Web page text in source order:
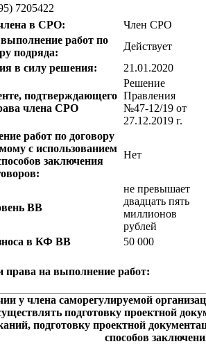
7205422
в СРО:
Член СРО
работ по
подряда:
Действует
в силу решения:
21.01.2020
подтверждающего
члена СРО
Решение
Правления
№47-12/19 от
27.12.2019 г.
работ по договору
с использованием
заключения
Нет
ВВ
не превышает
двадцать пять
миллионов
рублей
в КФ ВВ
50 000
права на выполнение работ:
у члена саморегулируемой
подготовку проектной
подготовку проектной
способов